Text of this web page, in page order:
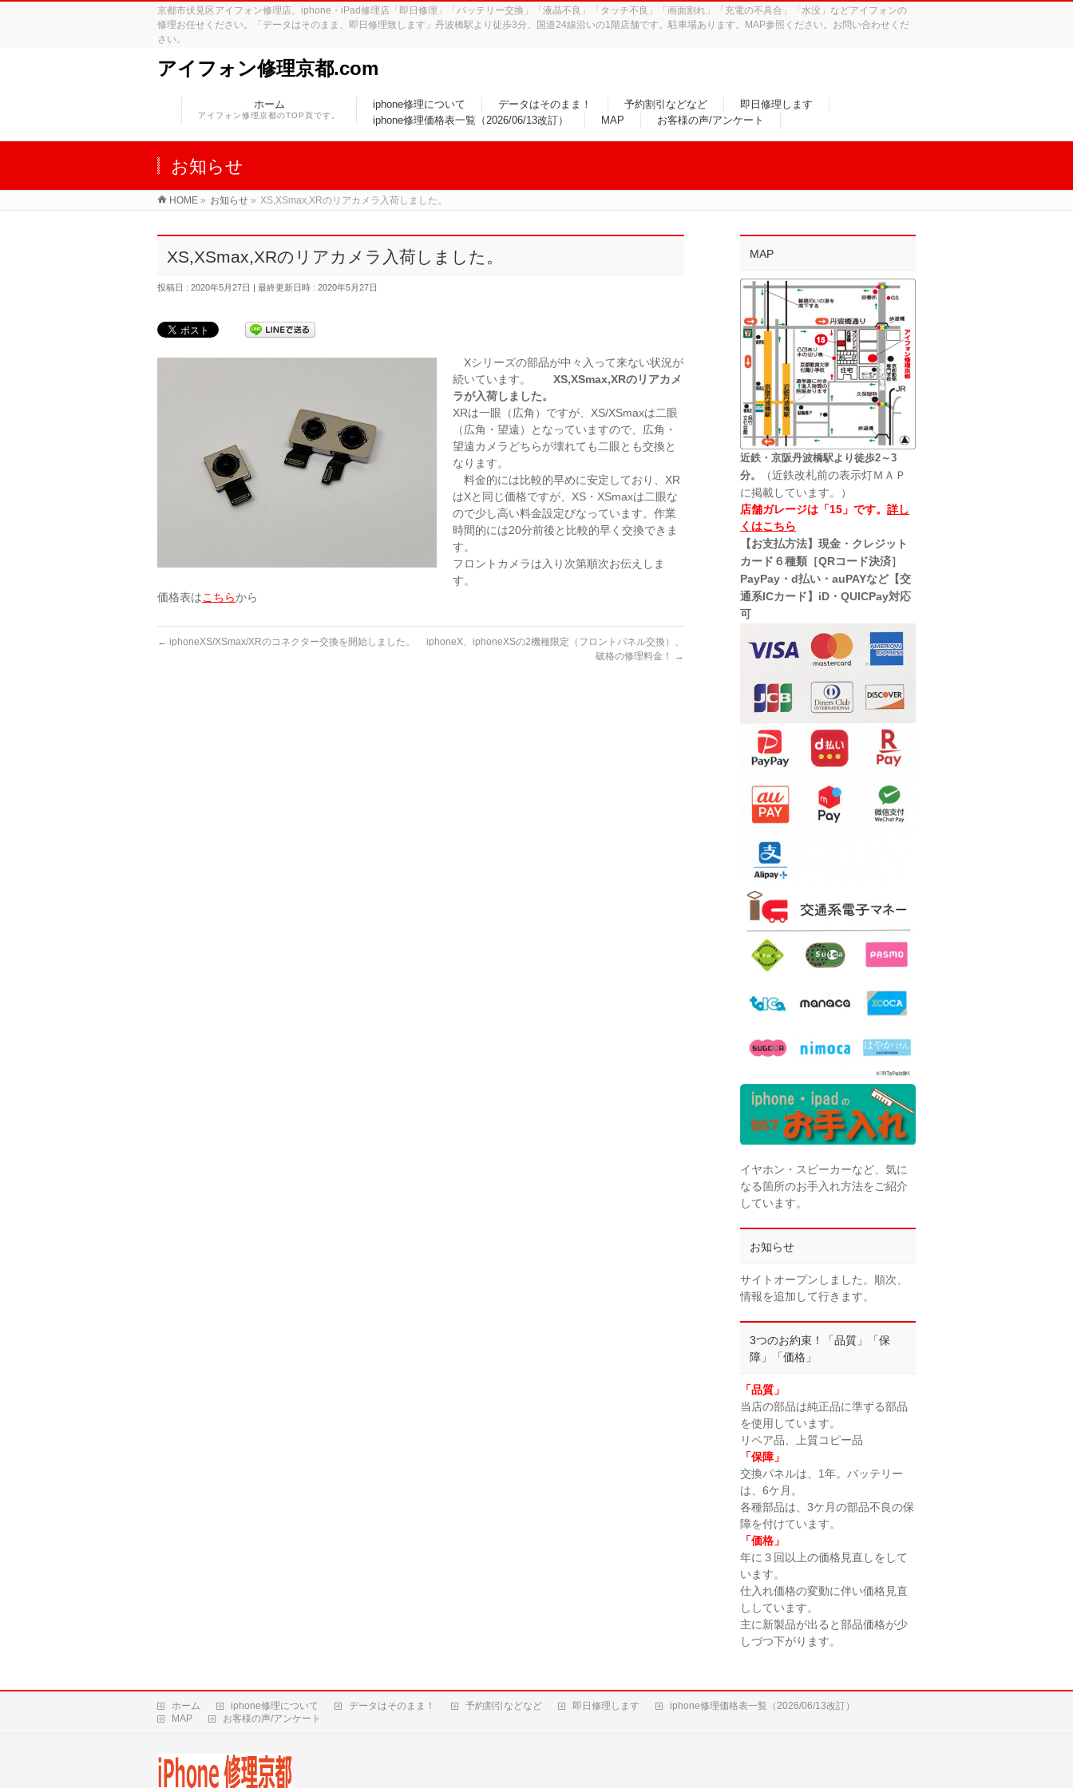
京都市伏見区アイフォン修理店。iphone・iPad修理店「即日修理」「バッテリー交換」「液晶不良」「タッチ不良」「画面割れ」「充電の不具合」「水没」などアイフォンの
修理お任せください。「データはそのまま、即日修理致します」丹波橋駅より徒歩3分、国道24線沿いの1階店舗です。駐車場あります。MAP参照ください。お問い合わせくだ
さい。
アイフォン修理京都.com
ホーム
アイフォン修理京都のTOP頁です。
iphone修理について データはそのまま！ 予約割引などなど
即日修理します
iphone修理価格表一覧（2026/06/13改訂）
MAP お客様の声/アンケート
お知らせ
HOME » お知らせ » XS,XSmax,XRのリアカメラ入荷しました。
XS,XSmax,XRのリアカメラ入荷しました。
投稿日 : 2020年5月27日 最終更新日時 : 2020年5月27日
Xシリーズの部品が中々入って来ない状況が
続いています。 XS,XSmax,XRのリアカメ
ラが入荷しました。
XRは一眼（広角）ですが、XS/XSmaxは二眼
（広角・望遠）となっていますので、広角・
望遠カメラどちらが壊れても二眼とも交換と
なります。
料金的には比較的早めに安定しており、XR
はXと同じ価格ですが、XS・XSmaxは二眼な
ので少し高い料金設定びなっています。作業
時間的には20分前後と比較的早く交換できま
す。
フロントカメラは入り次第順次お伝えしま
す。
価格表はこちらから
← iphoneXS/XSmax/XRのコネクター交換を開始しました。
iphoneX、iphoneXSの2機種限定（フロントパネル交換）、
破格の修理料金！
→
MAP
近鉄・京阪丹波橋駅より徒歩2～3
分。
（近鉄改札前の表示灯ＭＡＰ
に掲載しています。）
店舗ガレージは「15」です。 詳し
くはこちら
【お支払方法】現金・クレジット
カード６種類［QRコード決済］
PayPay・d払い・auPAYなど【交
通系ICカード】iD・QUICPay対応
可
イヤホン・スピーカーなど、気に
なる箇所のお手入れ方法をご紹介
しています。
お知らせ
サイトオープンしました。順次、
情報を追加して行きます。
3つのお約束！「品質」「保
障」「価格」
「品質」
当店の部品は純正品に準ずる部品
を使用しています。
リペア品、上質コピー品
「保障」
交換パネルは、1年。バッテリー
は、6ケ月。
各種部品は、3ケ月の部品不良の保
障を付けています。
「価格」
年に３回以上の価格見直しをして
います。
仕入れ価格の変動に伴い価格見直
ししています。
主に新製品が出ると部品価格が少
しづつ下がります。
ホーム iphone修理について データはそのまま！ 予約割引などなど 即日修理します
iphone修理価格表一覧（2026/06/13改訂）
MAP
お客様の声/アンケート